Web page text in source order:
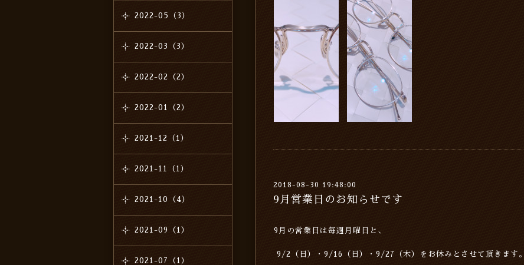
2018-08-30 19:48:00
9月営業日のお知らせです
9 月の営業日は毎週月曜日と、
9/2（日）・9/16（日）・9/27（木）をお休みとさせて頂きます。
2022-05（3）
2022-03（3）
2022-02（2）
2022-01（2）
2021-12（1）
2021-11（1）
2021-10（4）
2021-09（1）
2021-07（1）